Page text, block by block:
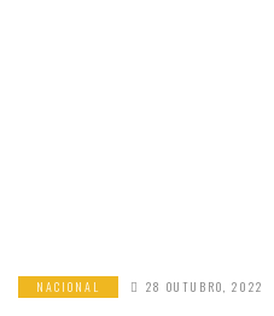
NACIONAL 28 OUTUBRO, 2022